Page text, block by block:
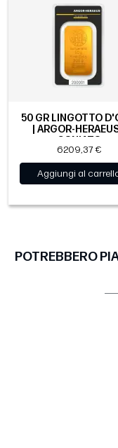
50 GR LINGOTTO
| ARGOR-HERAEUS
CONIATO
6209,37 €
Aggiungi al
POTREBBERO